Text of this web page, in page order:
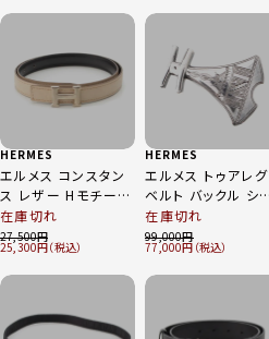
HERMES
エルメス コンスタン
ス レザー Hモチーフ
ベルト アイボリー
75
在庫切れ
27,500
25,300
HERMES
エルメス トゥアレグ
ベルト バックル シル
バー
在庫切れ
99,000
77,000